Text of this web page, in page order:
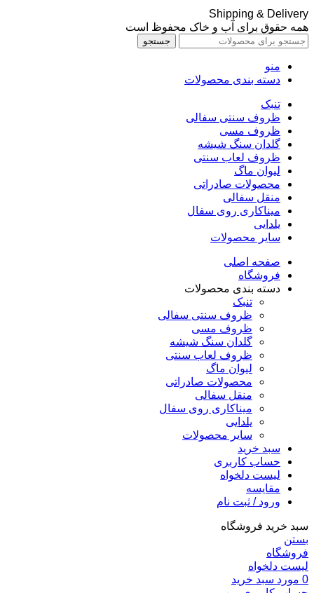
Shipping & Delivery
همه حقوق برای آب و خاک محفوظ است
جستجو
منو
دسته بندی محصولات
تنبک
ظروف سنتی سفالی
ظروف مسی
گلدان سنگ شیشه
ظروف لعاب سنتی
لیوان ماگ
محصولات صادراتی
منقل سفالی
میناکاری روی سفال
یلدایی
سایر محصولات
صفحه اصلی
فروشگاه
دسته بندی محصولات
تنبک
ظروف سنتی سفالی
ظروف مسی
گلدان سنگ شیشه
ظروف لعاب سنتی
لیوان ماگ
محصولات صادراتی
منقل سفالی
میناکاری روی سفال
یلدایی
سایر محصولات
سبد خرید
حساب کاربری
لیست دلخواه
مقایسه
ورود / ثبت نام
سبد خرید فروشگاه
بستن
فروشگاه
لیست دلخواه
0 مورد سبد خرید